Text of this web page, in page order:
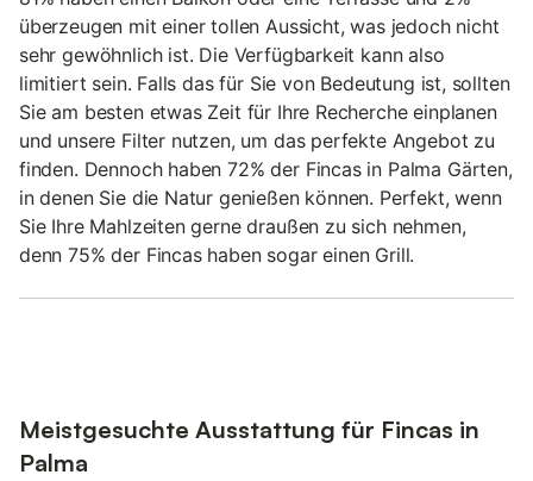
überzeugen mit einer tollen Aussicht, was jedoch nicht
sehr gewöhnlich ist. Die Verfügbarkeit kann also
limitiert sein. Falls das für Sie von Bedeutung ist, sollten
Sie am besten etwas Zeit für Ihre Recherche einplanen
und unsere Filter nutzen, um das perfekte Angebot zu
finden. Dennoch haben 72% der Fincas in Palma Gärten,
in denen Sie die Natur genießen können. Perfekt, wenn
Sie Ihre Mahlzeiten gerne draußen zu sich nehmen,
denn 75% der Fincas haben sogar einen Grill.
Meistgesuchte Ausstattung für Fincas in
Palma